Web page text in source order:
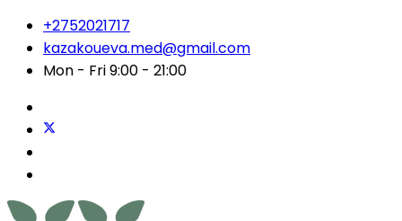
+2752021717
kazakoueva.med@gmail.com
Mon - Fri 9:00 - 21:00